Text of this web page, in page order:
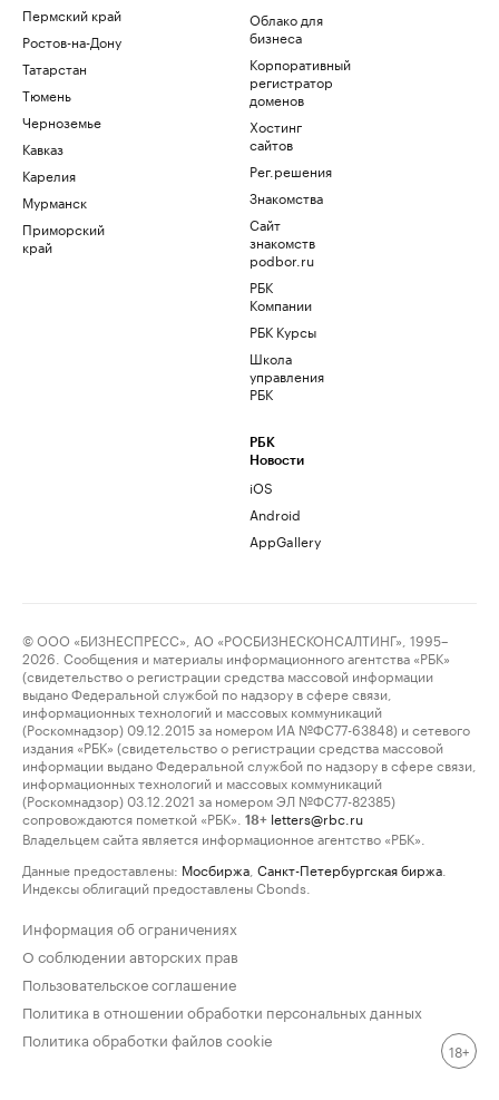
Пермский край
Ростов-на-Дону
Татарстан
Тюмень
Черноземье
Кавказ
Карелия
Мурманск
Приморский
край
Облако для
бизнеса
Корпоративный
регистратор
доменов
Хостинг
сайтов
Рег.решения
Знакомства
Сайт
знакомств
podbor.ru
РБК
Компании
РБК Курсы
Школа
управления
РБК
РБК
Новости
iOS
Android
AppGallery
© ООО «БИЗНЕСПРЕСС», АО «РОСБИЗНЕСКОНСАЛТИНГ», 1995–
2026. Сообщения и материалы информационного агентства «РБК»
(свидетельство о регистрации средства массовой информации
выдано Федеральной службой по надзору в сфере связи,
информационных технологий и массовых коммуникаций
(Роскомнадзор) 09.12.2015 за номером ИА №ФС77-63848) и сетевого
издания «РБК» (свидетельство о регистрации средства массовой
информации выдано Федеральной службой по надзору в сфере связи,
информационных технологий и массовых коммуникаций
(Роскомнадзор) 03.12.2021 за номером ЭЛ №ФС77-82385)
сопровождаются пометкой «РБК».
18+ letters@rbc.ru
Владельцем сайта является информационное агентство «РБК».
Данные предоставлены: Мосбиржа Санкт-Петербургская биржа
Индексы облигаций предоставлены Cbonds.
Информация об ограничениях
О соблюдении авторских прав
Пользовательское соглашение
Политика в отношении обработки персональных данных
Политика обработки файлов cookie
18+